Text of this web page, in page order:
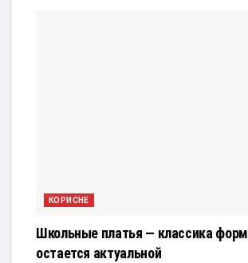
КОРИСНЕ
Школьные платья — классика
остается актуальной